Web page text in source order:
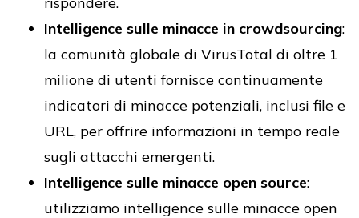
Intelligence sulle minacce in crowdsourcing:
la comunità globale di VirusTotal di oltre 1
milione di utenti fornisce continuamente
indicatori di minacce potenziali, inclusi file e
URL, per offrire informazioni in tempo reale
sugli attacchi emergenti.
Intelligence sulle minacce open source:
utilizziamo intelligence sulle minacce open